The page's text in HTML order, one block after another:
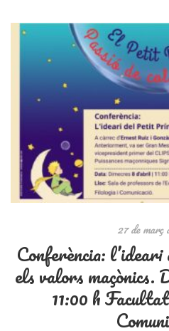
27 de març
Conferència:
els valors maçònics.
11:00 h